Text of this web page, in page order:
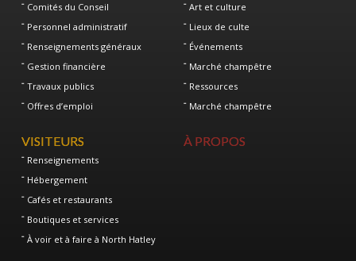
Comités du Conseil
Personnel administratif
Renseignements généraux
Gestion financière
Travaux publics
Offres d’emploi
Art et culture
Lieux de culte
Événements
Marché champêtre
Ressources
Marché champêtre
VISITEURS
Renseignements
Hébergement
Cafés et restaurants
Boutiques et services
À voir et à faire à North Hatley
À PROPOS